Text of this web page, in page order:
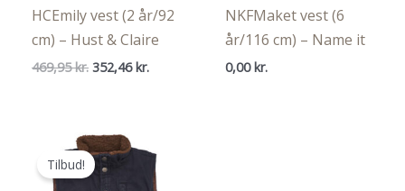
HCEmily vest (2 år/92
cm) – Hust & Claire
469,95kr. Den
469,95 kr..
352,46 kr.Den
NKFMaket vest (6
år/116 cm) – Name it
0,00 kr.
Tilbud!